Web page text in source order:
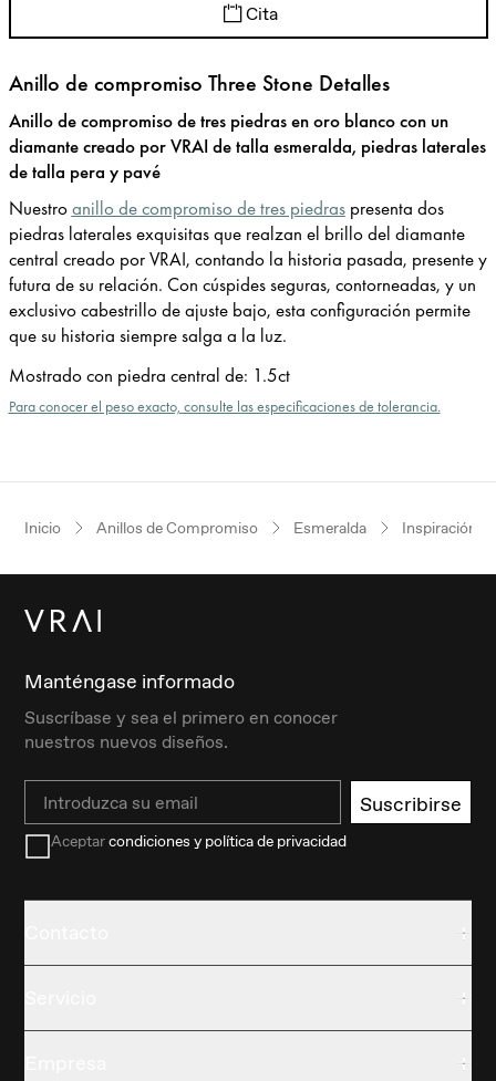
Cita
Anillo de compromiso Three Stone Detalles
Anillo de compromiso de tres piedras en oro blanco con un
diamante creado por VRAI de talla esmeralda, piedras laterales
de talla pera y pavé
Nuestroanillo de compromiso de tres piedraspresenta dos
piedras laterales exquisitas que realzan el brillo del diamante
central creado por VRAI, contando la historia pasada, presente y
futura de su relación. Con cúspides seguras, contorneadas, y un
exclusivo cabestrillo de ajuste bajo, esta configuración permite
que su historia siempre salga a la luz.
Mostrado con piedra central de: 1.5ct
Para conocer el peso exacto, consulte las especificaciones de tolerancia.
Inicio Anillos de Compromiso Esmeralda Inspiración
Manténgase informado
Suscríbase y sea el primero en conocer
nuestros nuevos diseños.
Email Suscribirse
Aceptarcondiciones y política de privacidad